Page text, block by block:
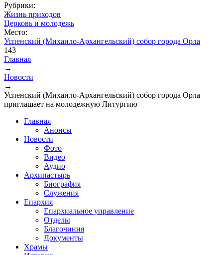
Рубрики:
Жизнь приходов
Церковь и молодежь
Место:
Успенский (Михаило-Архангельский) собор города Орла
143
Вы здесь
Главная
→
Новости
→
Успенский (Михаило-Архангельский) собор города Орла
приглашает на молодежную Литургию
Главная
Анонсы
Новости
Фото
Видео
Аудио
Архипастырь
Биография
Служения
Епархия
Епархиальное управление
Отделы
Благочиния
Документы
Храмы